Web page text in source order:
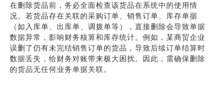
在删除货品前，务必全面检查该货品在系统中的使用情
况。若货品存在关联的采购订单、销售订单、库存单据
（如入库单、出库单、调拨单等），直接删除会导致单据
数据异常，影响财务核算和库存统计。例如，某商贸企业
误删了仍有未完结销售订单的货品，导致后续订单结算时
数据丢失，给财务对账带来极大困扰。因此，需确保删除
的货品无任何业务单据关联。